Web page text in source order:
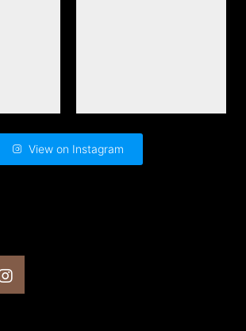
View on Instagram